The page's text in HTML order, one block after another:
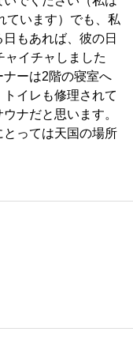
ています）でも、私
もあれば、彼の日
ャイチャしました
ーは2階の寝室へ
イレも修理されて
ナだと思います。
っては天国の場所